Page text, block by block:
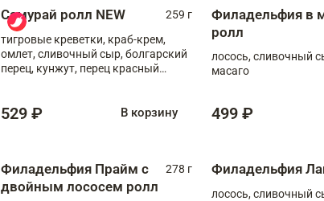
Самурай ролл NEW
259 г
тигровые креветки, краб-крем,
омлет, сливочный сыр, болгарский
перец, кунжут, перец красный
529 ₽ В корзину
Филадельфия в
ролл
лосось, сливочный
масаго
499 ₽
Филадельфия Прайм с
двойным лососем ролл
278 г Филадельфия
лосось, сливочный